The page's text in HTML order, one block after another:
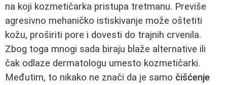
na koji kozmetičarka pristupa tretmanu. Previše
agresivno mehaničko istiskivanje može oštetiti
kožu, proširiti pore i dovesti do trajnih crvenila.
Zbog toga mnogi sada biraju blaže alternative ili
čak odlaze dermatologu umesto kozmetičarki.
Međutim, to nikako ne znači da je samo čišćenje